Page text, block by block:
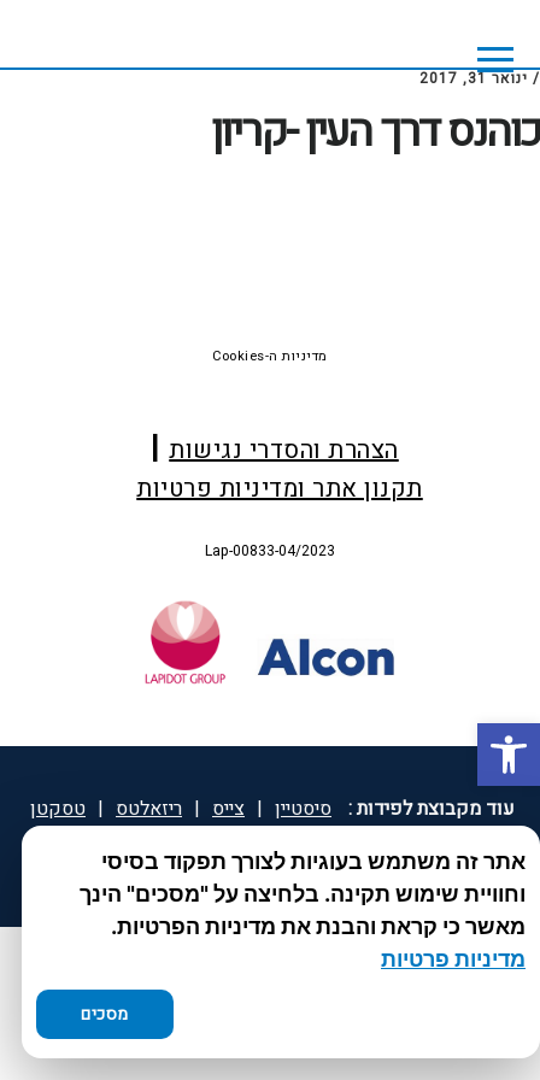
פתח סרגל נגישות
main
content
footer
/ ינואר 31, 2017
כוהנס דרך העין -קריון
הצהרת והסדרי נגישות
תקנון אתר ומדיניות פרטיות
Lap-00833-04/2023
מדיניות ה-Cookies
אתר זה משתמש בעוגיות לצורך תפקוד בסיסי
וחוויית שימוש תקינה. בלחיצה על "מסכים" הינך
מאשר כי קראת והבנת את מדיניות הפרטיות.
מדיניות פרטיות
מסכים
עוד מקבוצת לפידות : סיסטיין | צייס | ריזאלטס | טסקטן
| ספאטון | ספיד גרון | יוטיפרו פלוס | קוקידנט |
DROPsept ®